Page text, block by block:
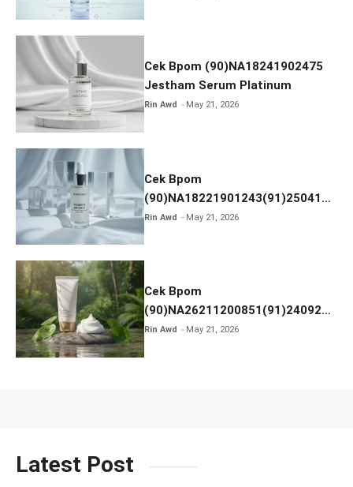
Cek Bpom (90)NA18241902475
Jestham Serum Platinum
Rin Awd May 21, 2026
Cek Bpom
(90)NA18221901243(91)250418
Hanasui Power Bright Serum
Rin Awd May 21, 2026
Cek Bpom
(90)NA26211200851(91)240924
SKIN1004 Madagascar Centella
Rin Awd May 21, 2026
Latest Post